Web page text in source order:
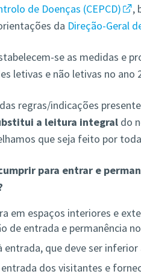
de Doenças (CEPCD)
,
da Direção-Geral
se as medidas e
letivas e não letivas no ano
regras/indicações
a leitura integraldo
que seja feito por
para entrar e
em espaços interiores e
de entrada e permanência
que deve ser inferior
dos visitantes e